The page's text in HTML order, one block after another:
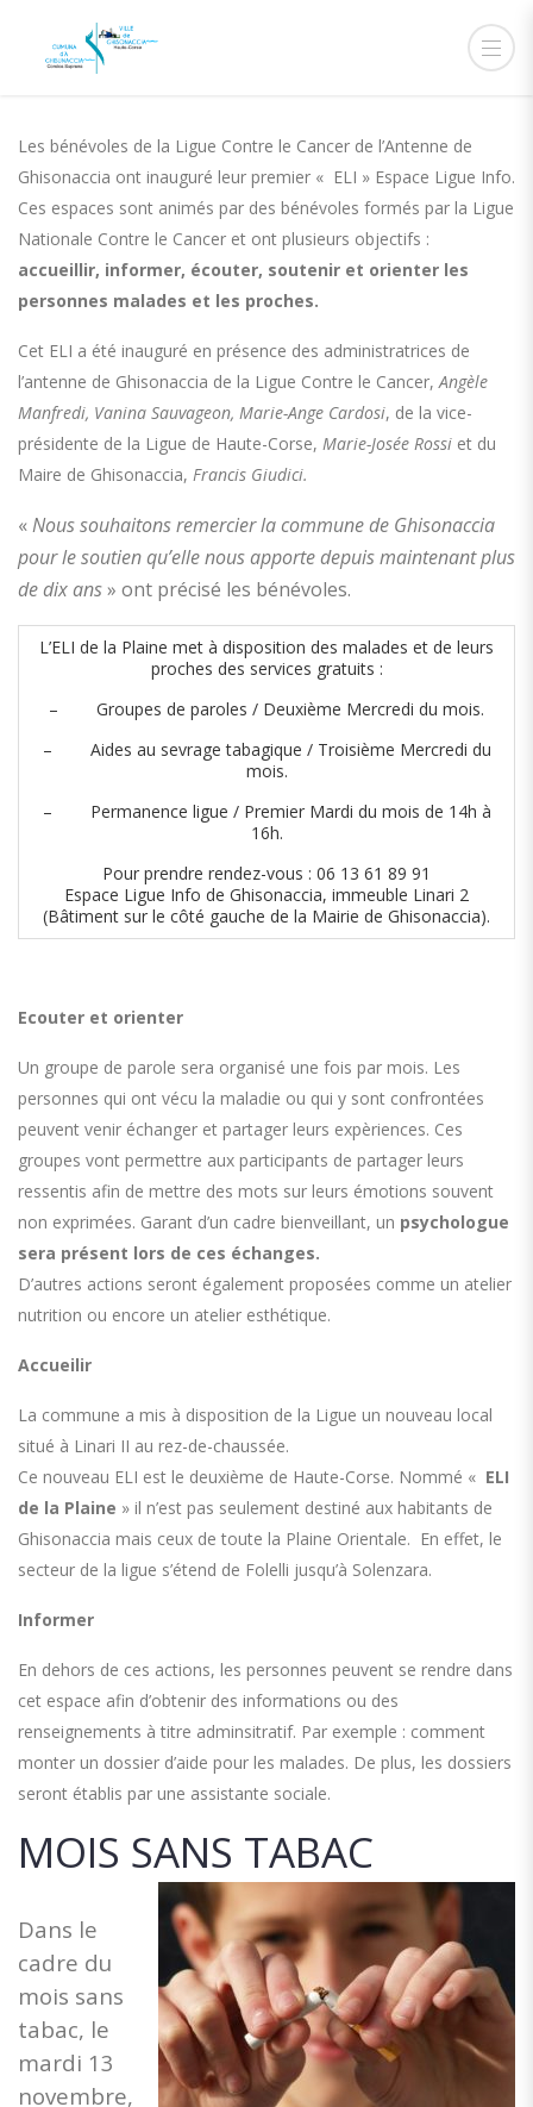
7 NOVEMBRE 2018
Les bénévoles de la Ligue Contre le Cancer de l’Antenne de
Ghisonaccia ont inauguré leur premier « ELI » Espace Ligue Info.
Ces espaces sont animés par des bénévoles formés par la Ligue
Nationale Contre le Cancer et ont plusieurs objectifs :
accueillir, informer, écouter, soutenir et orienter les
personnes malades et les proches.
Cet ELI a été inauguré en présence des administratrices de
l’antenne de Ghisonaccia de la Ligue Contre le Cancer,Angèle
Manfredi, Vanina Sauvageon, Marie-Ange Cardosi, de la vice-
présidente de la Ligue de Haute-Corse, Marie-Josée Rossi et du
Maire de Ghisonaccia, Francis Giudici.
«Nous souhaitons remercier la commune de Ghisonaccia
pour le soutien qu’elle nous apporte depuis maintenant plus
de dix ans» ont précisé les bénévoles.
L’ELI de la Plaine met à disposition des malades et de leurs
proches des services gratuits :
– Groupes de paroles / Deuxième Mercredi du mois.
– Aides au sevrage tabagique / Troisième Mercredi du
mois.
– Permanence ligue / Premier Mardi du mois de 14h à
16h.
Pour prendre rendez-vous : 06 13 61 89 91
Espace Ligue Info de Ghisonaccia, immeuble Linari 2
(Bâtiment sur le côté gauche de la Mairie de Ghisonaccia).
Ecouter et orienter
Un groupe de parole sera organisé une fois par mois. Les
personnes qui ont vécu la maladie ou qui y sont confrontées
peuvent venir échanger et partager leurs expèriences. Ces
groupes vont permettre aux participants de partager leurs
ressentis afin de mettre des mots sur leurs émotions souvent
non exprimées. Garant d’un cadre bienveillant, un psychologue
sera présent lors de ces échanges.
D’autres actions seront également proposées comme un atelier
nutrition ou encore un atelier esthétique.
Accueilir
La commune a mis à disposition de la Ligue un nouveau local
situé à Linari II au rez-de-chaussée.
Ce nouveau ELI est le deuxième de Haute-Corse. Nommé « ELI
de la Plaine » il n’est pas seulement destiné aux habitants de
Ghisonaccia mais ceux de toute la Plaine Orientale. En effet, le
secteur de la ligue s’étend de Folelli jusqu’à Solenzara.
Informer
En dehors de ces actions, les personnes peuvent se rendre dans
cet espace afin d’obtenir des informations ou des
renseignements à titre adminsitratif. Par exemple : comment
monter un dossier d’aide pour les malades. De plus, les dossiers
seront établis par une assistante sociale.
MOIS SANS TABAC
Dans le
cadre du
mois sans
tabac, le
mardi 13
novembre,